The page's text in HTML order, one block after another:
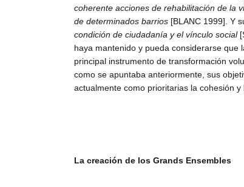
coherente acciones de rehabilitación de la
de determinados barrios [BLANC 1999]. Y
condición de ciudadanía y el vínculo social
haya mantenido y pueda considerarse que
principal instrumento de transformación
como se apuntaba anteriormente, sus
actualmente como prioritarias la cohesión y
La creación de los Grands Ensembles